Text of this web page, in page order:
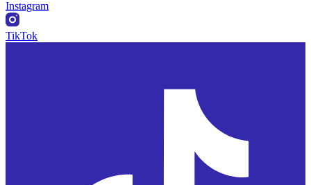
Instagram
TikTok